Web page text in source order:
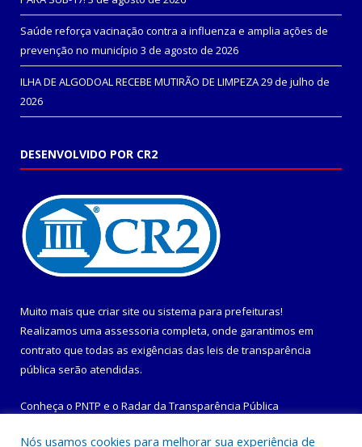
Saúde reforça vacinação contra a influenza e amplia ações de
prevenção no município 3 de agosto de 2026
ILHA DE ALGODOAL RECEBE MUTIRÃO DE LIMPEZA29 de julho de
2026
DESENVOLVIDO POR CR2
Muito mais que criar site ou sistema para prefeituras!
Realizamos uma assessoria completa, onde garantimos em
contrato que todas as exigências das leis de transparência
pública serão atendidas.
Conheça o PNTP e o Radar da Transparência Pública
Nós usamos cookies para melhorar sua experiência de